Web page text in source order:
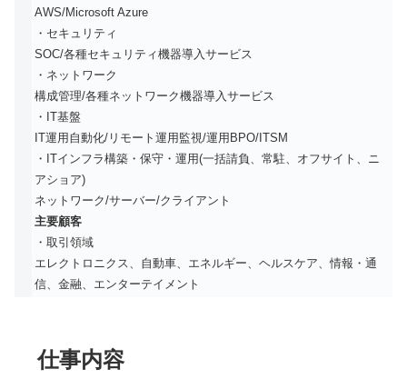
AWS/Microsoft Azure
・セキュリティ
SOC/各種セキュリティ機器導入サービス
・ネットワーク
構成管理/各種ネットワーク機器導入サービス
・IT基盤
IT運用自動化/リモート運用監視/運用BPO/ITSM
・ITインフラ構築・保守・運用(一括請負、常駐、オフサイト、ニ
アショア)
ネットワーク/サーバー/クライアント
主要顧客
・取引領域
エレクトロニクス、自動車、エネルギー、ヘルスケア、情報・通
信、金融、エンターテイメント
仕事内容